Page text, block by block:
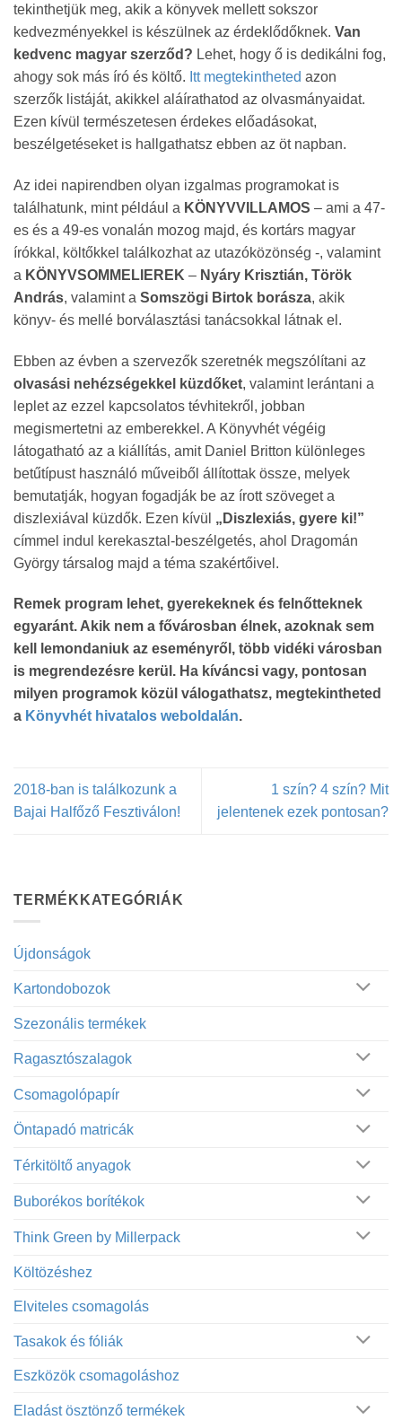
TERMÉKKATEGÓRIÁK
Újdonságok
Kartondobozok
Szezonális termékek
Ragasztószalagok
Csomagolópapír
Öntapadó matricák
Térkitöltő anyagok
Buborékos borítékok
Think Green by Millerpack
Költözéshez
Elviteles csomagolás
Tasakok és fóliák
Eszközök csomagoláshoz
Eladást ösztönző termékek
tekinthetjük meg, akik a könyvek mellett sokszor
kedvezményekkel is készülnek az érdeklődőknek. Van
kedvenc magyar szerződ? Lehet, hogy ő is dedikálni fog,
ahogy sok más író és költő. Itt megtekintheted azon
szerzők listáját, akikkel aláírathatod az olvasmányaidat.
Ezen kívül természetesen érdekes előadásokat,
beszélgetéseket is hallgathatsz ebben az öt napban.
Az idei napirendben olyan izgalmas programokat is
találhatunk, mint például a KÖNYVVILLAMOS – ami a 47-
es és a 49-es vonalán mozog majd, és kortárs magyar
írókkal, költőkkel találkozhat az utazóközönség -, valamint
a KÖNYVSOMMELIEREK – Nyáry Krisztián, Török
András, valamint a Somszögi Birtok borásza, akik
könyv- és mellé borválasztási tanácsokkal látnak el.
Ebben az évben a szervezők szeretnék megszólítani az
olvasási nehézségekkel küzdőket, valamint lerántani a
leplet az ezzel kapcsolatos tévhitekről, jobban
megismertetni az emberekkel. A Könyvhét végéig
látogatható az a kiállítás, amit Daniel Britton különleges
betűtípust használó műveiből állítottak össze, melyek
bemutatják, hogyan fogadják be az írott szöveget a
diszlexiával küzdők. Ezen kívül „Diszlexiás, gyere ki!”
címmel indul kerekasztal-beszélgetés, ahol Dragomán
György társalog majd a téma szakértőivel.
Remek program lehet, gyerekeknek és felnőtteknek
egyaránt. Akik nem a fővárosban élnek, azoknak sem
kell lemondaniuk az eseményről, több vidéki városban
is megrendezésre kerül. Ha kíváncsi vagy, pontosan
milyen programok közül válogathatsz, megtekintheted
a Könyvhét hivatalos weboldalán.
2018-ban is találkozunk a
Bajai Halfőző Fesztiválon!
1 szín? 4 szín? Mit
jelentenek ezek pontosan?